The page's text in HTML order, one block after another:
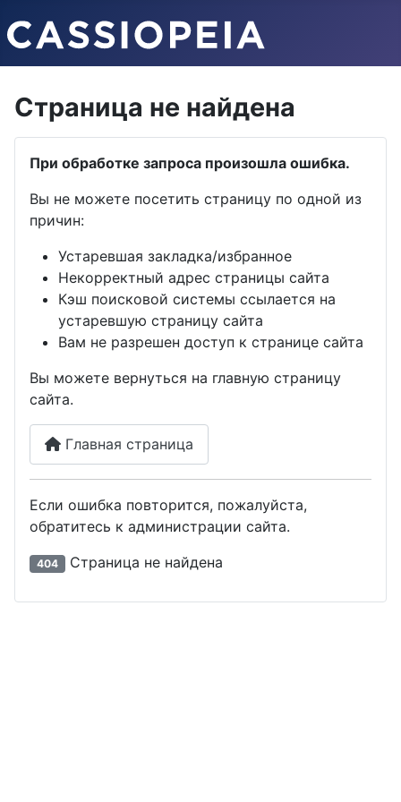
Страница не найдена
При обработке запроса произошла ошибка.
Вы не можете посетить страницу по одной из
причин:
Устаревшая закладка/избранное
Некорректный адрес страницы сайта
Кэш поисковой системы ссылается на
устаревшую страницу сайта
Вам не разрешен доступ к странице сайта
Вы можете вернуться на главную страницу
сайта.
Главная страница
Если ошибка повторится, пожалуйста,
обратитесь к администрации сайта.
404 Страница не найдена